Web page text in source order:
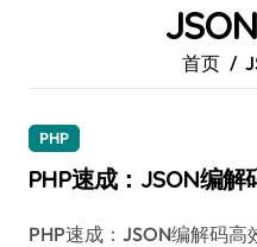
首页
PHP
PHP速成：JSON编
PHP速成：JSON编解码